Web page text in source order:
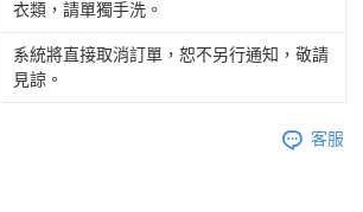
衣類，請單獨手洗。
系統將直接取消訂單，恕不另行通知，敬請
見諒。
客服